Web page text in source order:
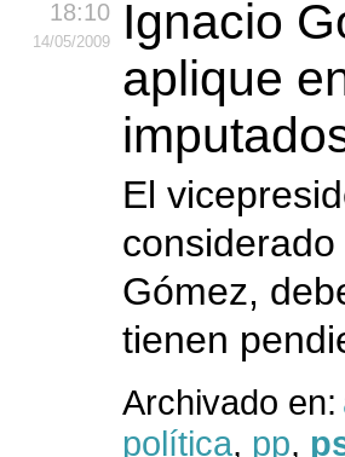
18:10
14/05/2009
Ignacio
aplique
El
Gómez,
tienen
Archivado en:
política, pp,